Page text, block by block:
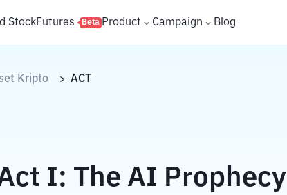
StockFutures Beta Product Campaign Blog
Kripto > ACT
I: The AI Prophecy